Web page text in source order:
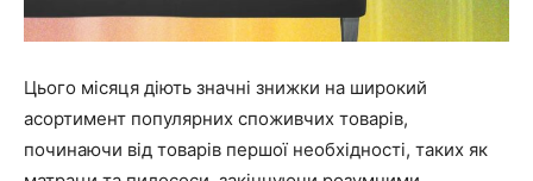
Цього місяця діють значні знижки на широкий
асортимент популярних споживчих товарів,
починаючи від товарів першої необхідності, таких як